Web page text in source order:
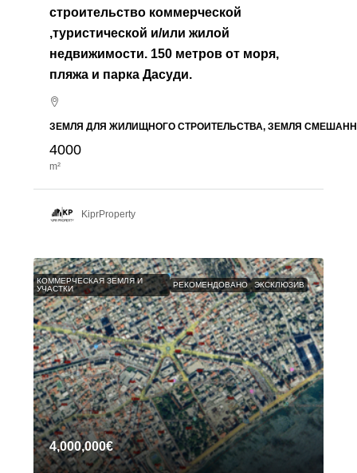
строительство коммерческой
,туристической и/или жилой
недвижимости. 150 метров от моря,
пляжа и парка Дасуди.
ЗЕМЛЯ ДЛЯ ЖИЛИЩНОГО СТРОИТЕЛЬСТВА, ЗЕМЛЯ
4000
m²
KiprProperty
КОММЕРЧЕСКАЯ ЗЕМЛЯ И
УЧАСТКИ
РЕКОМЕНДОВАНО ЭКСКЛЮЗИВ
4,000,000€